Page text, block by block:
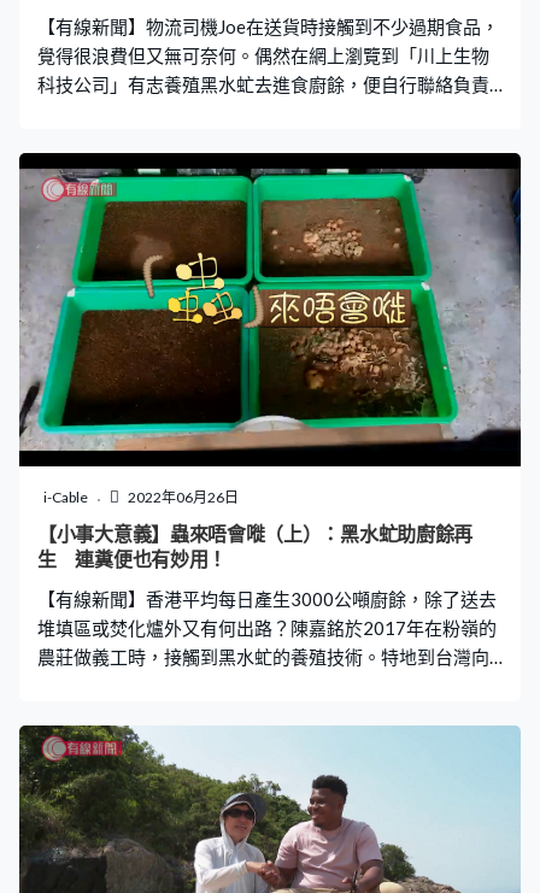
【有線新聞】物流司機Joe在送貨時接觸到不少過期食品，
覺得很浪費但又無可奈何。偶然在網上瀏覽到「川上生物
科技公司」有志養殖黑水虻去進食廚餘，便自行聯絡負責
覺養殖黑水虻不如想象中簡單……
i-Cable 2022年06月26日
【小事大意義】蟲來唔會嘥（上）：黑水虻助廚餘再
生 連糞便也有妙用！
【有線新聞】香港平均每日產生3000公噸廚餘，除了送去
堆填區或焚化爐外又有何出路？陳嘉銘於2017年在粉嶺的
農莊做義工時，接觸到黑水虻的養殖技術。特地到台灣向
公噸廚餘，而黑水虻幼蟲的糞便更能製成肥料，受本地農
夫歡迎。